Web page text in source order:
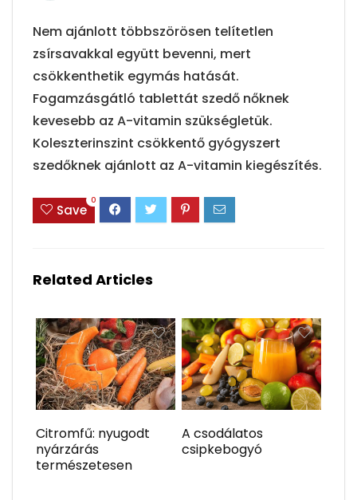
Nem ajánlott többszörösen telítetlen
zsírsavakkal együtt bevenni, mert
csökkenthetik egymás hatását.
Fogamzásgátló tablettát szedő nőknek
kevesebb az A-vitamin szükségletük.
Koleszterinszint csökkentő gyógyszert
szedőknek ajánlott az A-vitamin kiegészítés.
Save
0
Related Articles
Citromfű: nyugodt
nyárzárás
természetesen
A csodálatos
csipkebogyó